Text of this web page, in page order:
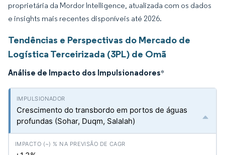
proprietária da Mordor Intelligence, atualizada com os dados
e insights mais recentes disponíveis até 2026.
Tendências e Perspectivas do Mercado de
Logística Terceirizada (3PL) de Omã
Análise de Impacto dos Impulsionadores*
Crescimento do transbordo em portos de águas
profundas (Sohar, Duqm, Salalah)